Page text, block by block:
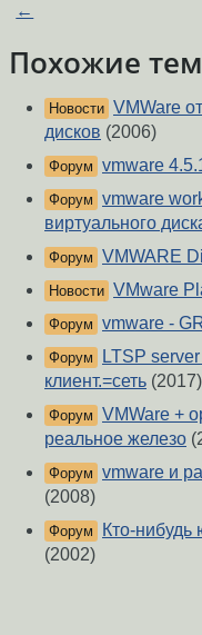
←
Похожие
Новости VMWare
дисков (2006)
Форум vmware
Форум vmware
виртуального
Форум VMWARE
Новости VMware
Форум vmware -
Форум
LTSP
клиент.=сеть (2017)
Форум VMWare +
реальное железо
Форум vmware и
(2008)
Форум
Кто-нибудь
(2002)